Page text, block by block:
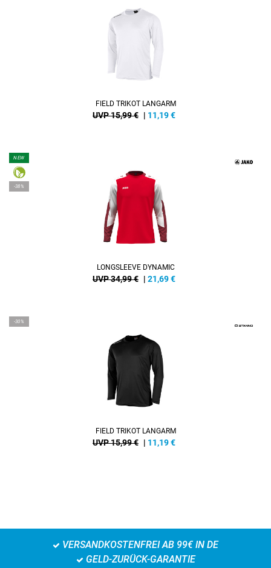
FIELD TRIKOT LANGARM
UVP 15,99 € | 11,19€
NEW
-38%
LONGSLEEVE DYNAMIC
UVP 34,99 € | 21,69€
-30%
FIELD TRIKOT LANGARM
UVP 15,99 € | 11,19€
VERSANDKOSTENFREI AB 99€ IN DE
GELD-ZURÜCK-GARANTIE